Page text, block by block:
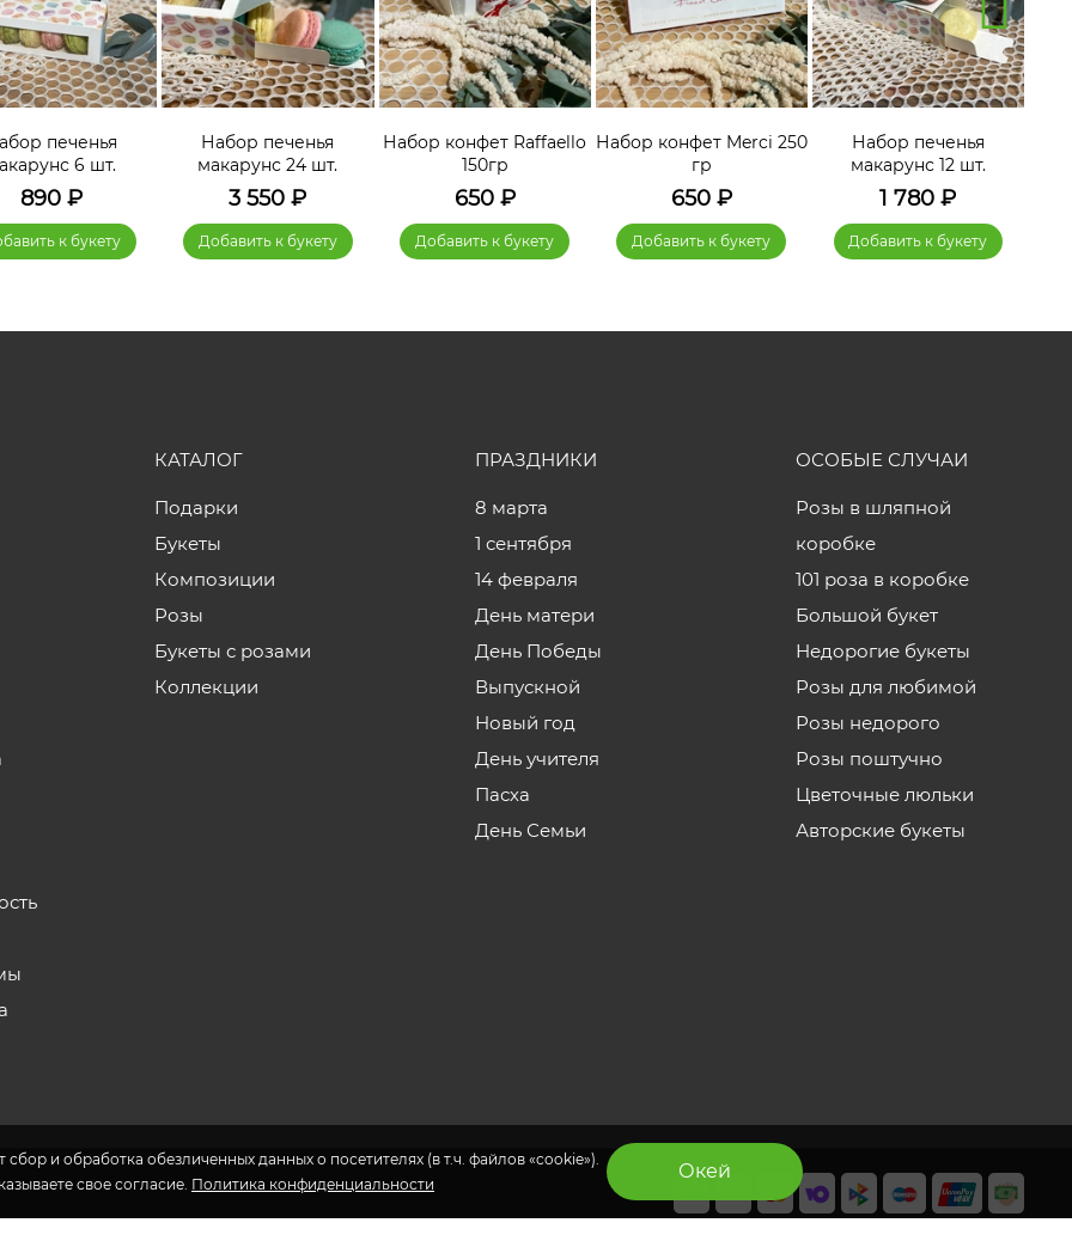
печенья
6 шт.
890₽
к букету
Набор печенья
макарунс 24 шт.
3 550 ₽
Добавить к букету
Набор конфет Raffaello
150гр
650₽
Добавить к букету
Набор конфет Merci 250
гр
650₽
Добавить к букету
Набор печенья
макарунс 12 шт.
1 780 ₽
Добавить к букету
и обработка обезличенных данных о посетителях (в т.ч. файлов «cookie»).
свое согласие. Политика конфиденциальности
Окей
КАТАЛОГ
Подарки
Букеты
Композиции
Розы
Букеты с розами
Коллекции
ПРАЗДНИКИ
8 марта
1 сентября
14 февраля
День матери
День Победы
Выпускной
Новый год
День учителя
Пасха
День Семьи
ОСОБЫЕ СЛУЧАИ
Розы в шляпной
коробке
101 роза в коробке
Большой букет
Недорогие букеты
Розы для любимой
Розы недорого
Розы поштучно
Цветочные люльки
Авторские букеты